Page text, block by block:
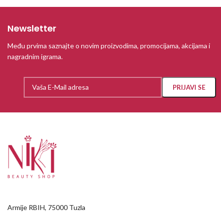
Newsletter
Među prvima saznajte o novim proizvodima, promocijama, akcijama i
nagradnim igrama.
Armije RBIH, 75000 Tuzla